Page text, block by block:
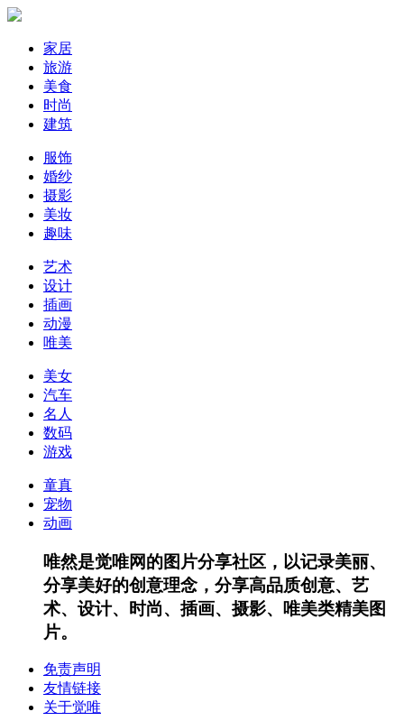
家居
旅游
美食
时尚
建筑
服饰
婚纱
摄影
美妆
趣味
艺术
设计
插画
动漫
唯美
美女
汽车
名人
数码
游戏
童真
宠物
动画
唯然是觉唯网的图片分享社区，以记录美丽、
分享美好的创意理念，分享高品质创意、艺
术、设计、时尚、插画、摄影、唯美类精美图
片。
免责声明
友情链接
关于觉唯